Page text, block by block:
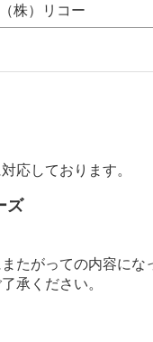
（株）リコー
応しております。
ズ
たがっての内容に
承ください。